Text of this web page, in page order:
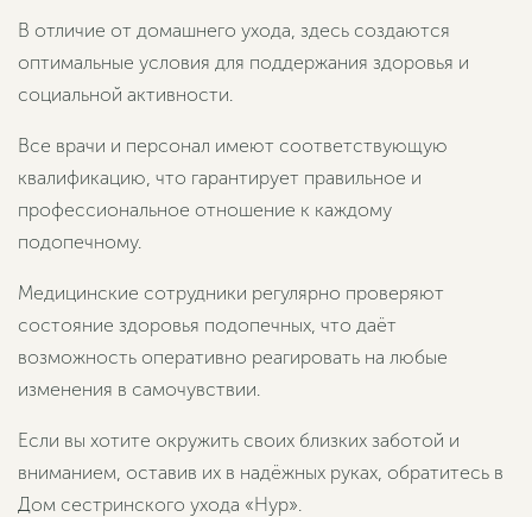
В отличие от домашнего ухода, здесь создаются
оптимальные условия для поддержания здоровья и
социальной активности.
Все врачи и персонал имеют соответствующую
квалификацию, что гарантирует правильное и
профессиональное отношение к каждому
подопечному.
Медицинские сотрудники регулярно проверяют
состояние здоровья подопечных, что даёт
возможность оперативно реагировать на любые
изменения в самочувствии.
Если вы хотите окружить своих близких заботой и
вниманием, оставив их в надёжных руках, обратитесь в
Дом сестринского ухода «Нур».